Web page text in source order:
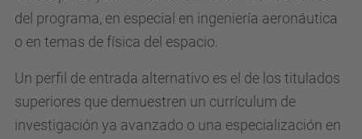
del programa, en especial en ingeniería aeronáutica
o en temas de física del espacio.
Un perfil de entrada alternativo es el de los titulados
superiores que demuestren un currículum de
investigación ya avanzado o una especialización en